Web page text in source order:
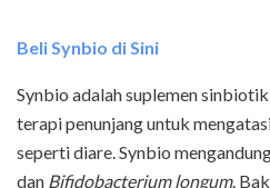
Beli Synbio di Sini
Synbio adalah suplemen
terapi penunjang untuk
seperti diare. Synbio
dan Bifidobacterium longum.